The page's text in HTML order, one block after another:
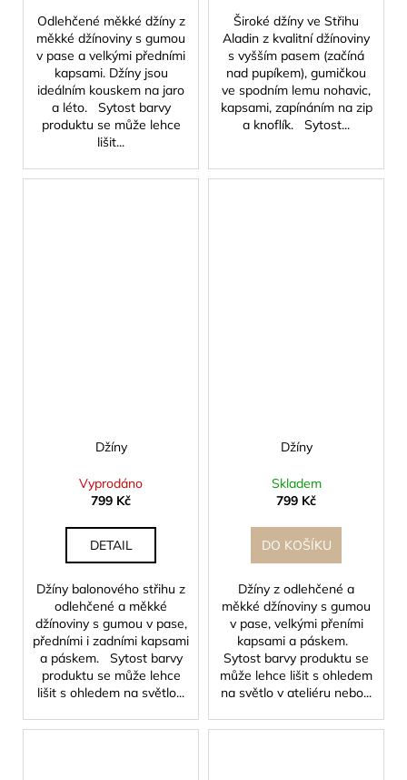
Odlehčené měkké džíny z
měkké džínoviny s gumou
v pase a velkými předními
kapsami. Džíny jsou
ideálním kouskem na jaro
a léto. Sytost barvy
produktu se může lehce
lišit...
Široké džíny ve Střihu
Aladin z kvalitní džínoviny
s vyšším pasem (začíná
nad pupíkem), gumičkou
ve spodním lemu nohavic,
kapsami, zapínáním na zip
a knoflík. Sytost...
Džíny
Vyprodáno
799 Kč
DETAIL
Džíny balonového střihu z
odlehčené a měkké
džínoviny s gumou v pase,
předními i zadními kapsami
a páskem. Sytost barvy
produktu se může lehce
lišit s ohledem na světlo...
Džíny
Skladem
799 Kč
DO KOŠÍKU
Džíny z odlehčené a
měkké džínoviny s gumou
v pase, velkými přeními
kapsami a páskem.
Sytost barvy produktu se
může lehce lišit s ohledem
na světlo v ateliéru nebo...